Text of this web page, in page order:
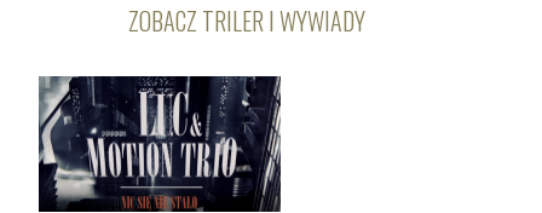
ZOBACZ TRILER I WYWIADY